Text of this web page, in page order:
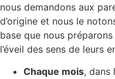
nous demandons aux
d’origine et nous le
base que nous préparons
l’éveil des sens de leurs
Chaque mois, dans